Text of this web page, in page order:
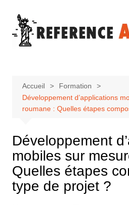
contenu
Accueil
Formation
Développement d’applications
roumane : Quelles étapes
Développement
mobiles sur
Quelles étapes
type de projet ?